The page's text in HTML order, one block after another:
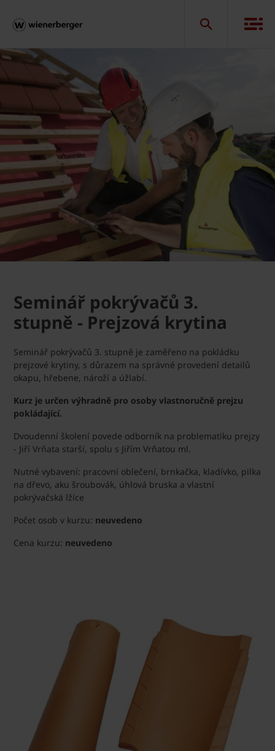
Seminář pokrývačů 3.
stupně - Prejzová krytina
Seminář pokrývačů 3. stupně je zaměřeno na pokládku
prejzové krytiny, s důrazem na správné provedení detailů
okapu, hřebene, nároží a úžlabí.
Kurz je určen výhradně pro osoby vlastnoručně prejzu
pokládající.
Dvoudenní školení povede odborník na problematiku prejzy
- Jiří Vrňata starší, spolu s Jiřím Vrňatou ml.
Nutné vybavení: pracovní oblečení, brnkačka, kladívko, pilka
na dřevo, aku šroubovák, úhlová bruska a vlastní
pokrývačská lžíce
Počet osob v kurzu: neuvedeno
Cena kurzu: neuvedeno